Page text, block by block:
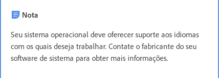
Nota
Seu sistema operacional deve oferecer suporte aos idiomas
com os quais deseja trabalhar. Contate o fabricante do seu
software de sistema para obter mais informações.